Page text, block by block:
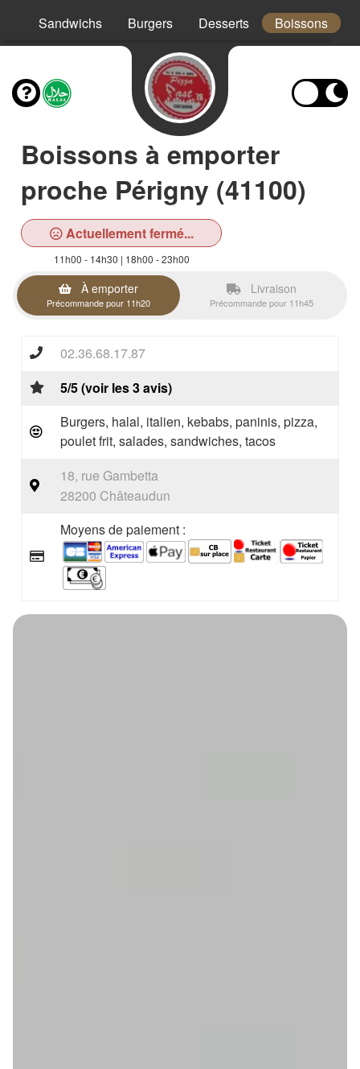
Sandwichs Burgers Desserts Boissons
Boissons à emporter
proche Périgny (41100)
Actuellement fermé...
11h00 - 14h30 | 18h00 - 23h00
À emporter
Précommande pour 11h20
Livraison
Précommande pour 11h45
02.36.68.17.87
5/5 (voir les 3 avis)
Burgers, halal, italien, kebabs, paninis, pizza,
poulet frit, salades, sandwiches, tacos
18, rue Gambetta
28200 Châteaudun
Moyens de paiement :